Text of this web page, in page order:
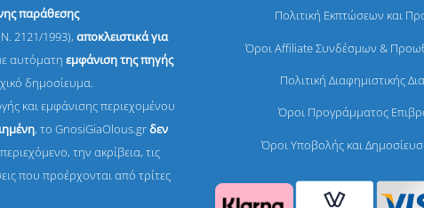
παράθεσης
2121/1993), αποκλειστικά για
αυτόματηεμφάνιση της πηγής
δημοσίευμα.
και εμφάνισης περιεχομένου
, το GnosiGiaOlous.grδεν
την ακρίβεια, τις
που προέρχονται από τρίτες
Πολιτική Εκπτώσεων και
Όροι Affiliate Συνδέσμων &
Πολιτική Διαφημιστικής
Όροι Προγράμματος
Όροι Υποβολής και